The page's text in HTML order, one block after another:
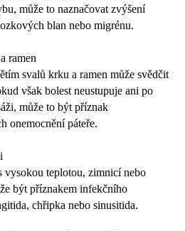
může to naznačovat zvýšení
blan nebo migrénu.
ramen
svalů krku a ramen může svědčit
však bolest neustupuje ani po
může to být příznak
onemocnění páteře.
teplotou, zimnicí nebo
být příznakem infekčního
chřipka nebo sinusitida.